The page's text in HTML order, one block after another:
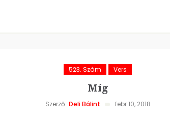
523. Szám Vers
Míg
Szerző: Deli Bálint febr 10, 2018